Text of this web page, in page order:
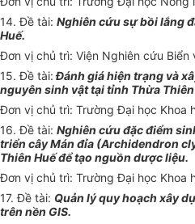
14. Đề tài: Nghiên cứu sự bồi lắng
Huế.
Đơn vị chủ trì: Viện Nghiên cứu Biển
15. Đề tài:Đánh giá hiện trạng và
nguyên sinh vật tại tỉnh Thừa
Đơn vị chủ trì: Trường Đại học Khoa
16. Đề tài: Nghiên cứu đặc điểm si
triển cây Mán đỉa (Archidendron cl
Thiên Huế để tạo nguồn dược liệu.
Đơn vị chủ trì: Trường Đại học Khoa
17. Đề tài: Quản lý quy hoạch xây
trên nền GIS.